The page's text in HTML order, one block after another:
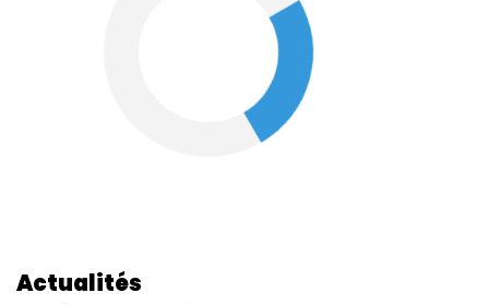
Actualités